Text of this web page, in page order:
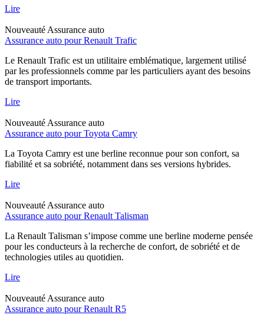
Lire
Nouveauté Assurance auto
Assurance auto pour Renault Trafic
Le Renault Trafic est un utilitaire emblématique, largement utilisé
par les professionnels comme par les particuliers ayant des besoins
de transport importants.
Lire
Nouveauté Assurance auto
Assurance auto pour Toyota Camry
La Toyota Camry est une berline reconnue pour son confort, sa
fiabilité et sa sobriété, notamment dans ses versions hybrides.
Lire
Nouveauté Assurance auto
Assurance auto pour Renault Talisman
La Renault Talisman s’impose comme une berline moderne pensée
pour les conducteurs à la recherche de confort, de sobriété et de
technologies utiles au quotidien.
Lire
Nouveauté Assurance auto
Assurance auto pour Renault R5